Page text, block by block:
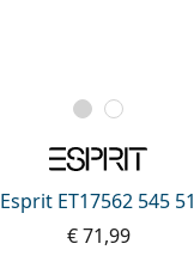
Esprit ET17562 545 51
€ 71,99